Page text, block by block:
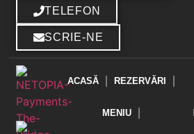
TELEFON
SCRIE-NE
ACASĂ REZERVĂRI
MENIU